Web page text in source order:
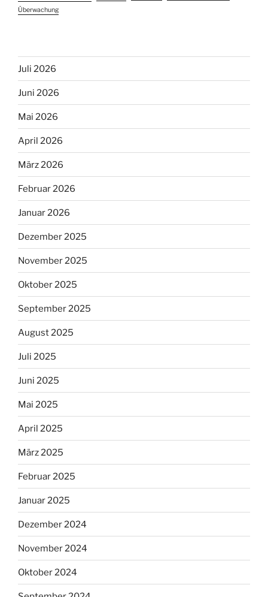
Überwachung
Juli 2026
Juni 2026
Mai 2026
April 2026
März 2026
Februar 2026
Januar 2026
Dezember 2025
November 2025
Oktober 2025
September 2025
August 2025
Juli 2025
Juni 2025
Mai 2025
April 2025
März 2025
Februar 2025
Januar 2025
Dezember 2024
November 2024
Oktober 2024